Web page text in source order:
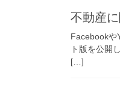
不動産
Facebookや
ト版を公開
[…]